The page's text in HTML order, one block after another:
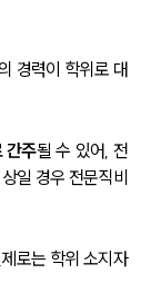
경력이 학위로 대
간주될 수 있어, 전
일 경우 전문직비
로는 학위 소지자